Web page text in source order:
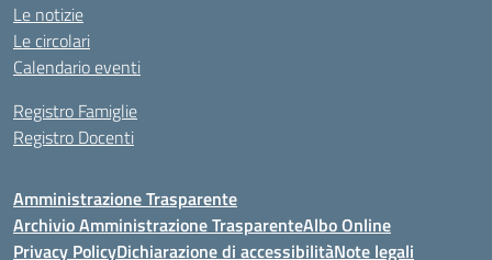
Le notizie
Le circolari
Calendario eventi
Registro Famiglie
Registro Docenti
Amministrazione Trasparente
Archivio Amministrazione TrasparenteAlbo Online
Privacy PolicyDichiarazione di accessibilitàNote legali